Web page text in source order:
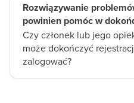
Rozwiązywanie
powinien pomóc w
Czy członek lub jego
może dokończyć
zalogować?